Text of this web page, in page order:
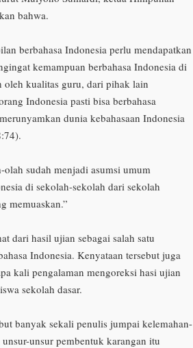
bahwa.
berbahasa Indonesia perlu mendapatkan
kemampuan berbahasa Indonesia di
oleh kualitas guru, dari pihak lain
Indonesia pasti bisa berbahasa
dunia kebahasaan Indonesia
sudah menjadi asumsi umum
di sekolah-sekolah dari sekolah
memuaskan.”
dari hasil ujian sebagai salah satu
Indonesia. Kenyataan tersebut juga
kali pengalaman mengoreksi hasi ujian
sekolah dasar.
banyak sekali penulis jumpai kelemahan-
unsur pembentuk karangan itu